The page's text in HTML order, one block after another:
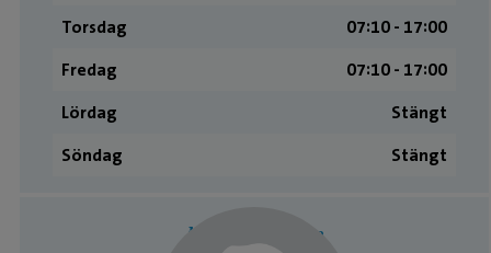
Torsdag
07:10 ­- 17:00
Fredag
07:10 ­- 17:00
Lördag
Stängt
Söndag
Stängt
Medarbetare